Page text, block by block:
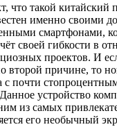
что такой китайский
именно своими
смартфонами,
своей гибкости в
проектов. И
второй причине, то
с почти
устройство
из самых
его необычный